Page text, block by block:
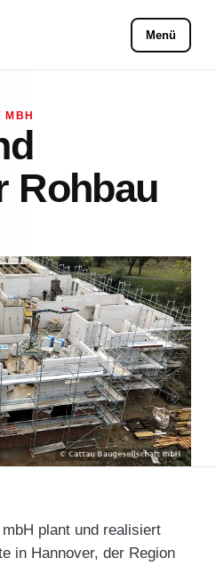
Menü
MBH
Rohbau
plant und realisiert
in Hannover, der Region